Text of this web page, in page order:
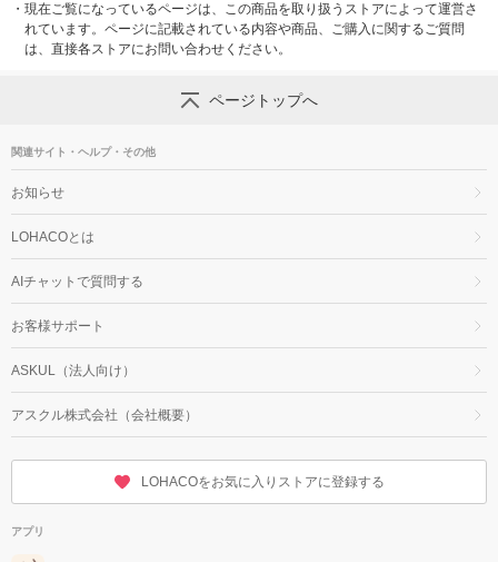
・ 現在ご覧になっているページは、この商品を取り扱うストアによって運営さ
れています。ページに記載されている内容や商品、ご購入に関するご質問
は、直接各ストアにお問い合わせください。
ページトップへ
関連サイト・ヘルプ・その他
お知らせ
LOHACOとは
AIチャットで質問する
お客様サポート
ASKUL（法人向け）
アスクル株式会社（会社概要）
LOHACOをお気に入りストアに登録する
アプリ